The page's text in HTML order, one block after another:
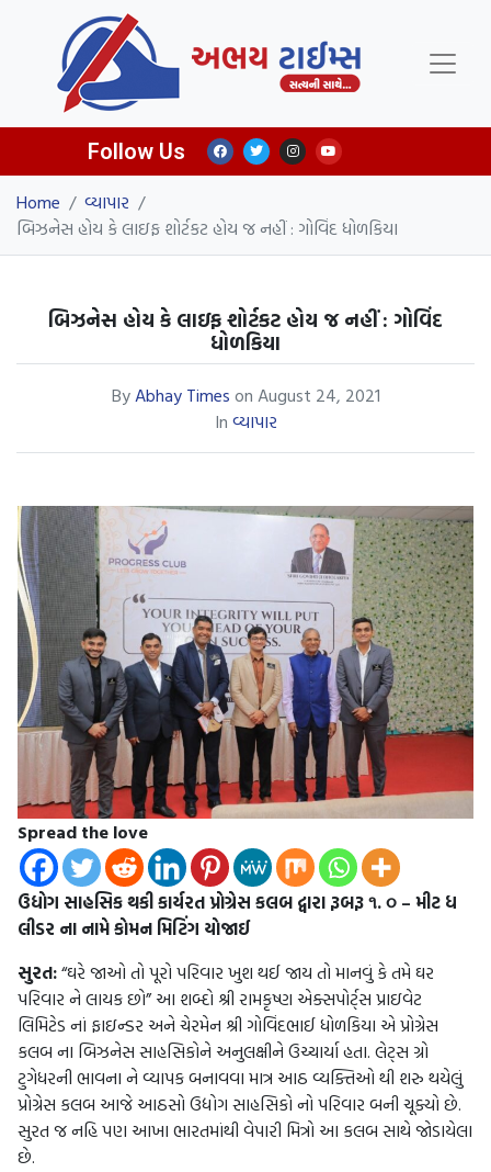
Follow Us
Home / વ્યાપાર /
બિઝનેસ હોય કે લાઇફ શોર્ટકટ હોય જ નહીં : ગોવિંદ ધોળકિયા
બિઝનેસ હોય કે લાઇફ શોર્ટકટ હોય જ નહીં : ગોવિંદ
ધોળકિયા
ByAbhay Times on August 24, 2021
In વ્યાપાર
Spread the love
ઉદ્યોગ સાહસિક થકી કાર્યરત પ્રોગ્રેસ કલબ દ્વારા રૂબરૂ ૧. ૦ – મીટ ધ
લીડર ના નામે કોમન મિટિંગ યોજાઈ
સુરત:“ઘરે જાઓ તો પૂરો પરિવાર ખુશ થઈ જાય તો માનવું કે તમે ઘર
પરિવાર ને લાયક છો” આ શબ્દો શ્રી રામકૃષ્ણ એક્સપોર્ટ્સ પ્રાઇવેટ
લિમિટેડ નાં ફાઇન્ડર અને ચેરમેન શ્રી ગોવિંદભાઈ ધોળકિયા એ પ્રોગ્રેસ
કલબ ના બિઝનેસ સાહસિકોને અનુલક્ષીને ઉચ્ચાર્યા હતા. લેટ્સ ગ્રો
ટુગેધરની ભાવના ને વ્યાપક બનાવવા માત્ર આઠ વ્યક્તિઓ થી શરુ થયેલું
પ્રોગ્રેસ કલબ આજે આઠસો ઉદ્યોગ સાહસિકો નો પરિવાર બની ચૂક્યો છે.
સુરત જ નહિ પણ આખા ભારતમાંથી વેપારી મિત્રો આ કલબ સાથે જોડાયેલા
છે.